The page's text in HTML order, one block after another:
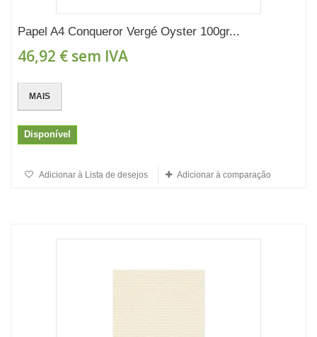
Papel A4 Conqueror Vergé Oyster 100gr...
46,92 € sem IVA
MAIS
Disponível
Adicionar à Lista de desejos Adicionar à comparação